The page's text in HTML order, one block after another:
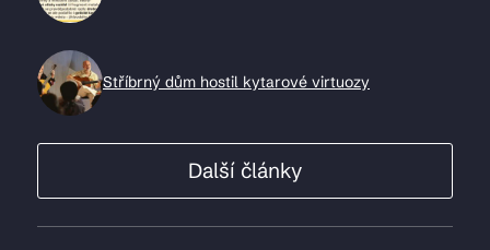
Stříbrný dům hostil kytarové virtuozy
Další články